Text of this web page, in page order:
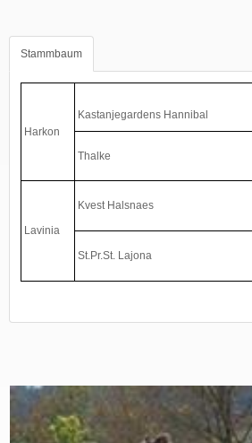
Stammbaum
Harkon
Kastanjegardens Hannibal
Thalke
Lavinia
Kvest Halsnaes
St.Pr.St. Lajona